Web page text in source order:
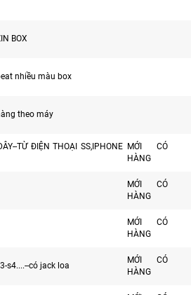
BOX
nhiều màu box
theo máy
TỪ ĐIỆN THOẠI SS,IPHONE MỚI CÓ
HÀNG
MỚI CÓ
HÀNG
MỚI CÓ
HÀNG
s4....--có jack loa
MỚI CÓ
HÀNG